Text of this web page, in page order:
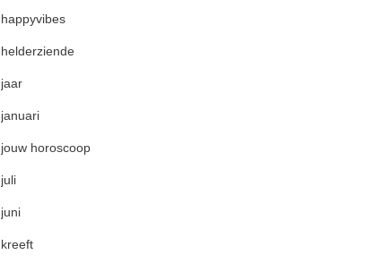
happyvibes
helderziende
jaar
januari
jouw horoscoop
juli
juni
kreeft